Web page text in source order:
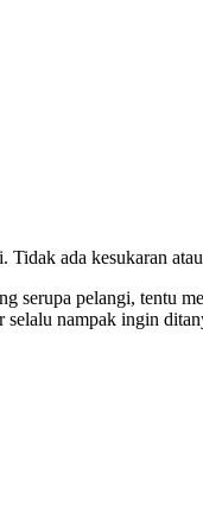
ada kesukaran
serupa pelangi, tentu
selalu nampak ingin